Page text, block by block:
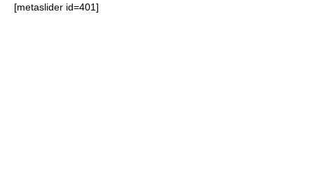
[metaslider id=401]